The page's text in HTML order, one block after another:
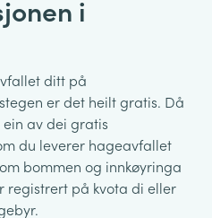
i
ditt på
er det heilt gratis. Då
av dei gratis
du leverer hageavfallet
bommen og innkøyringa
registrert på kvota di eller